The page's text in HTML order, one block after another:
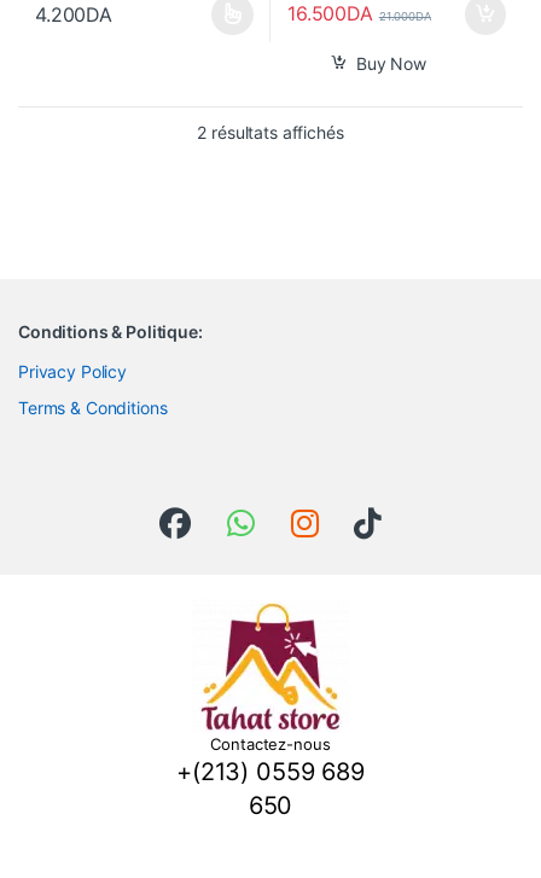
4.200DA
Ce produit a plusieurs variations. Les options peuvent être
16.500DA 21.000DA
Buy Now
2 résultats affichésTrié du plus récent au
Conditions & Politique:
Privacy Policy
Terms & Conditions
Contactez-nous
+(213) 0559 689
650